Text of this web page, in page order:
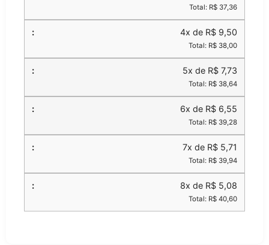
Total: R$ 37,36
4x de R$ 9,50
Total: R$ 38,00
5x de R$ 7,73
Total: R$ 38,64
6x de R$ 6,55
Total: R$ 39,28
7x de R$ 5,71
Total: R$ 39,94
8x de R$ 5,08
Total: R$ 40,60